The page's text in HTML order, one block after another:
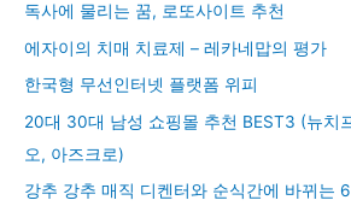
독사에 물리는 꿈, 로또사이트 추천
에자이의 치매 치료제 – 레카네맙의 평가
한국형 무선인터넷 플랫폼 위피
20대 30대 남성 쇼핑몰 추천 BEST3 (뉴치
오, 아즈크로)
강추 강추 매직 디켄터와 순식간에 바뀌는